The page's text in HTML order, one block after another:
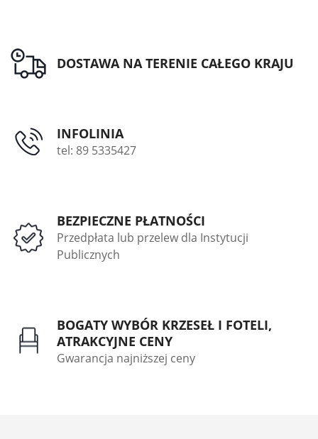
DOSTAWA NA TERENIE CAŁEGO KRAJU
INFOLINIA
tel: 89 5335427
BEZPIECZNE PŁATNOŚCI
Przedpłata lub przelew dla Instytucji
Publicznych
BOGATY WYBÓR KRZESEŁ I FOTELI,
ATRAKCYJNE CENY
Gwarancja najniższej ceny